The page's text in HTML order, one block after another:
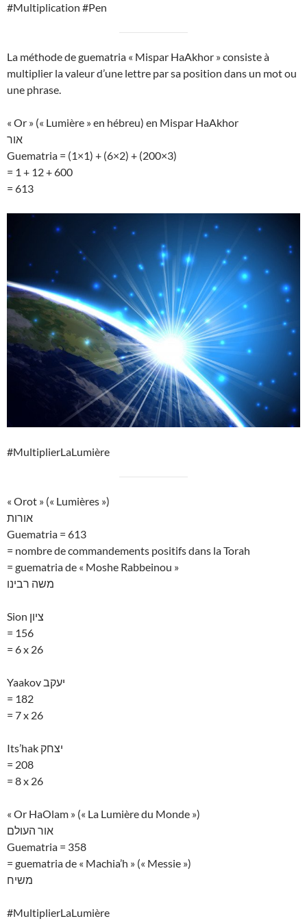
#Multiplication #Pen
La méthode de guematria « Mispar HaAkhor » consiste à
multiplier la valeur d’une lettre par sa position dans un mot ou
une phrase.
« Or » (« Lumière » en hébreu) en Mispar HaAkhor
אור
Guematria = (1×1) + (6×2) + (200×3)
= 1 + 12 + 600
= 613
#MultiplierLaLumière
« Orot » (« Lumières »)
אורות
Guematria = 613
= nombre de commandements positifs dans la Torah
= guematria de « Moshe Rabbeinou »
משה רבינו
Sion ציון
= 156
= 6 x 26
Yaakov יעקב
= 182
= 7 x 26
Its’hak יצחק
= 208
= 8 x 26
« Or HaOlam » (« La Lumière du Monde »)
אור העולם
Guematria = 358
= guematria de « Machia’h » (« Messie »)
משיח
#MultiplierLaLumière